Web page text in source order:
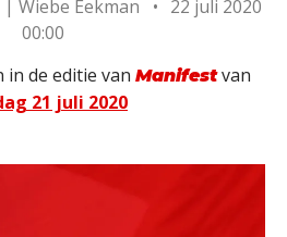
| Wiebe Eekman • 22 juli 2020
00:00
in de editie van Manifestvan
21 juli 2020